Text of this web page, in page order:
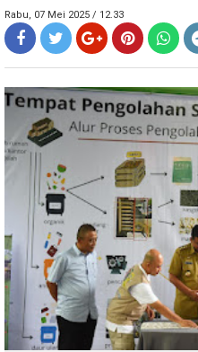
Rabu, 07 Mei 2025 / 12.33